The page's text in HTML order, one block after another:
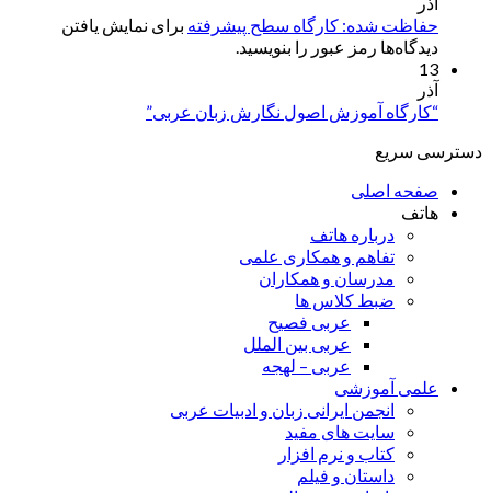
حفاظت شده: کارگاه سطح پیشرفته برای نمایش یافتن
دیدگاه‌ها رمز عبور را بنویسید.
13
آذر
“کارگاه آموزش اصول نگارش زبان عربی”
دسترسی سریع
صفحه اصلی
هاتف
درباره هاتف
تفاهم و همکاری علمی
مدرسان و همکاران
ضبط کلاس ها
عربی فصیح
عربی بین الملل
عربی – لهجه
علمی آموزشی
انجمن ایرانی زبان و ادبیات عربی
سایت های مفید
کتاب و نرم افزار
داستان و فیلم